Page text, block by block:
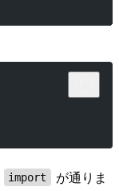
import
が通りま